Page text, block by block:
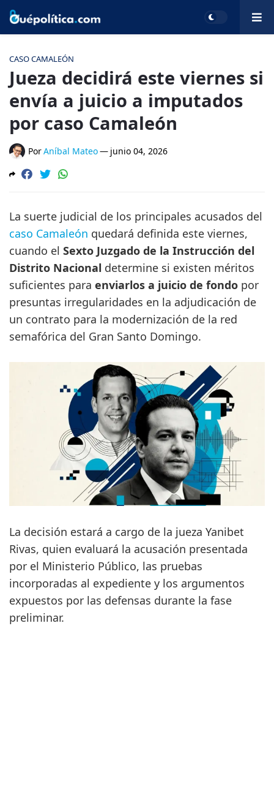
CASO CAMALEÓN
Jueza decidirá este viernes si
envía a juicio a imputados
por caso Camaleón
PorAníbal Mateo— junio 04, 2026
La suerte judicial de los principales acusados del
caso Camaleón quedará definida este viernes,
cuando el Sexto Juzgado de la Instrucción del
Distrito Nacional determine si existen méritos
suficientes para enviarlos a juicio de fondo por
presuntas irregularidades en la adjudicación de
un contrato para la modernización de la red
semafórica del Gran Santo Domingo.
La decisión estará a cargo de la jueza Yanibet
Rivas, quien evaluará la acusación presentada
por el Ministerio Público, las pruebas
incorporadas al expediente y los argumentos
expuestos por las defensas durante la fase
preliminar.